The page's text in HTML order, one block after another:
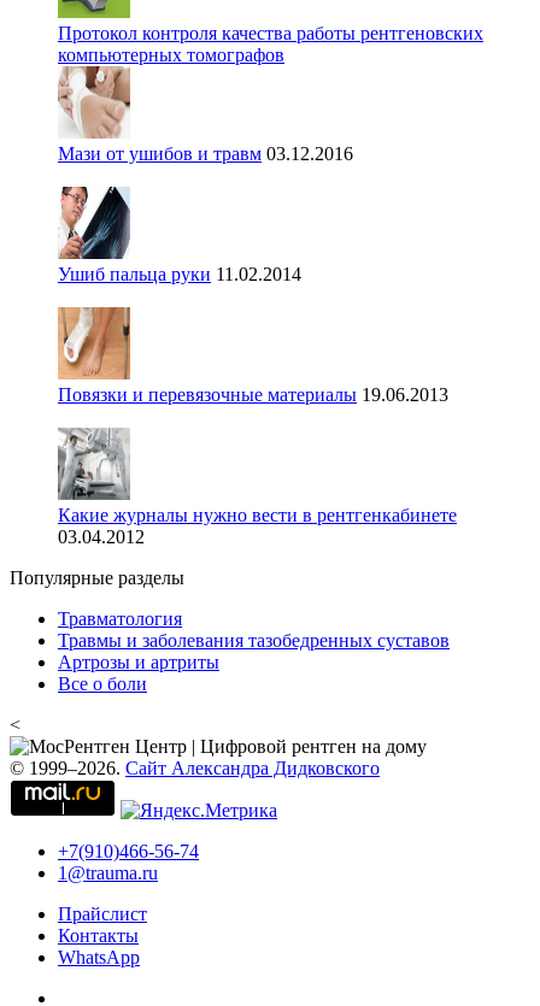
Протокол контроля качества работы рентгеновских
компьютерных томографов
Мази от ушибов и травм 03.12.2016
Ушиб пальца руки 11.02.2014
Повязки и перевязочные материалы 19.06.2013
Какие журналы нужно вести в рентгенкабинете
03.04.2012
Популярные разделы
Травматология
Травмы и заболевания тазобедренных суставов
Артрозы и артриты
Все о боли
<
© 1999–2026. Сайт Александра Дидковского
+7(910)466-56-74
1@trauma.ru
Прайслист
Контакты
WhatsApp